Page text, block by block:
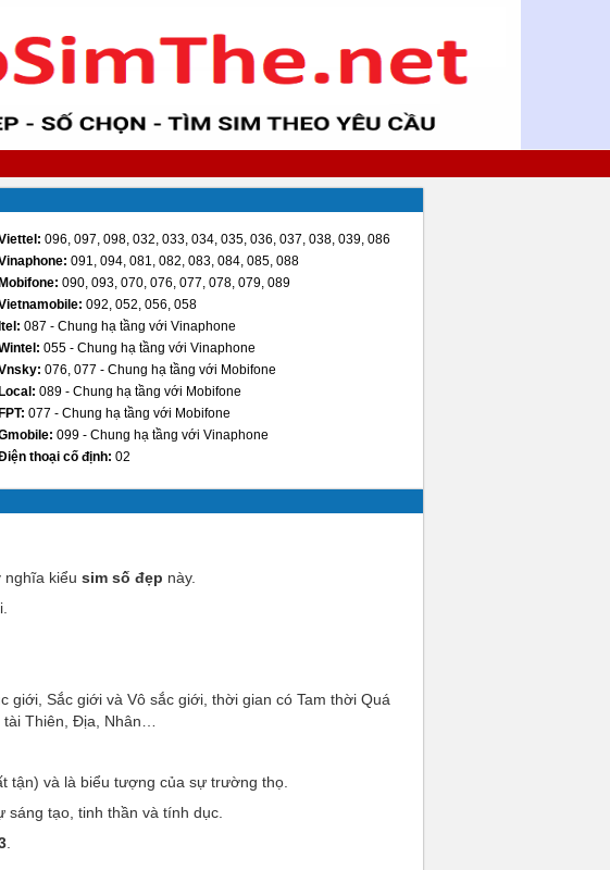
096, 097, 098, 032, 033, 034, 035, 036, 037, 038, 039, 086
091, 094, 081, 082, 083, 084, 085, 088
Mobifone: 090, 093, 070, 076, 077, 078, 079, 089
092, 052, 056, 058
Itel: 087 - Chung hạ tầng với Vinaphone
055 - Chung hạ tầng với Vinaphone
076, 077 - Chung hạ tầng với Mobifone
Local: 089 - Chung hạ tầng với Mobifone
FPT: 077 - Chung hạ tầng với Mobifone
099 - Chung hạ tầng với Vinaphone
thoại cố định: 02
nghĩa kiểu sim số đẹp này.
giới, Sắc giới và Vô sắc giới, thời gian có Tam thời Quá
tài Thiên, Địa, Nhân…
tận) và là biểu tượng của sự trường thọ.
tạo, tinh thần và tính dục.